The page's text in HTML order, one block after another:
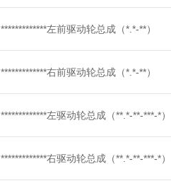
*************左前驱动轮总成（*.*-**）
*************右前驱动轮总成（*.*-**）
*************左驱动轮总成（**.*-**-***-*）
*************右驱动轮总成（**.*-**-***-*）